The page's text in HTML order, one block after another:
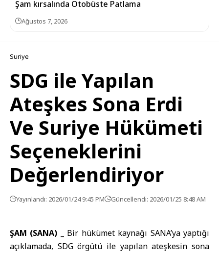
Şam kırsalında Otobüste Patlama
Ağustos 7, 2026
Suriye
SDG ile Yapılan
Ateşkes Sona Erdi
Ve Suriye Hükümeti
Seçeneklerini
Değerlendiriyor
Yayınlandı: 2026/01/24 9:45 PM Güncellendi: 2026/01/25 8:48 AM
ŞAM (SANA) _
Bir hükümet kaynağı SANA’ya yaptığı
açıklamada, SDGörgütü ile yapılan ateşkesin sona